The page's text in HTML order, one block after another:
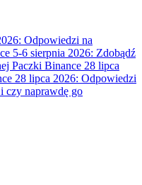
Odpowiedzi na
5-6 sierpnia 2026: Zdobądź
Paczki Binance 28 lipca
28 lipca 2026: Odpowiedzi
czy naprawdę go